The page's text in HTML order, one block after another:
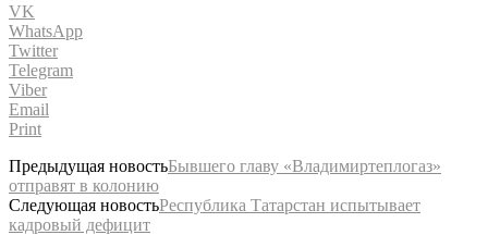
VK
WhatsApp
Twitter
Telegram
Viber
Email
Print
Предыдущая новостьБывшего главу «Владимиртеплогаз»
отправят в колонию
Следующая новостьРеспублика Татарстан испытывает
кадровый дефицит